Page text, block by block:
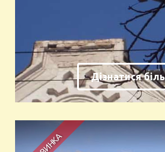
Дізнатися